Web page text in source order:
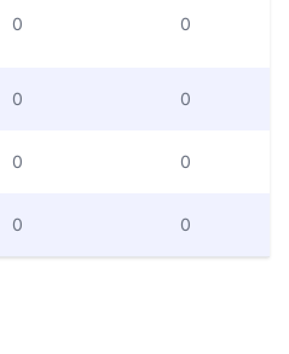
0 0
0 0
0 0
0 0